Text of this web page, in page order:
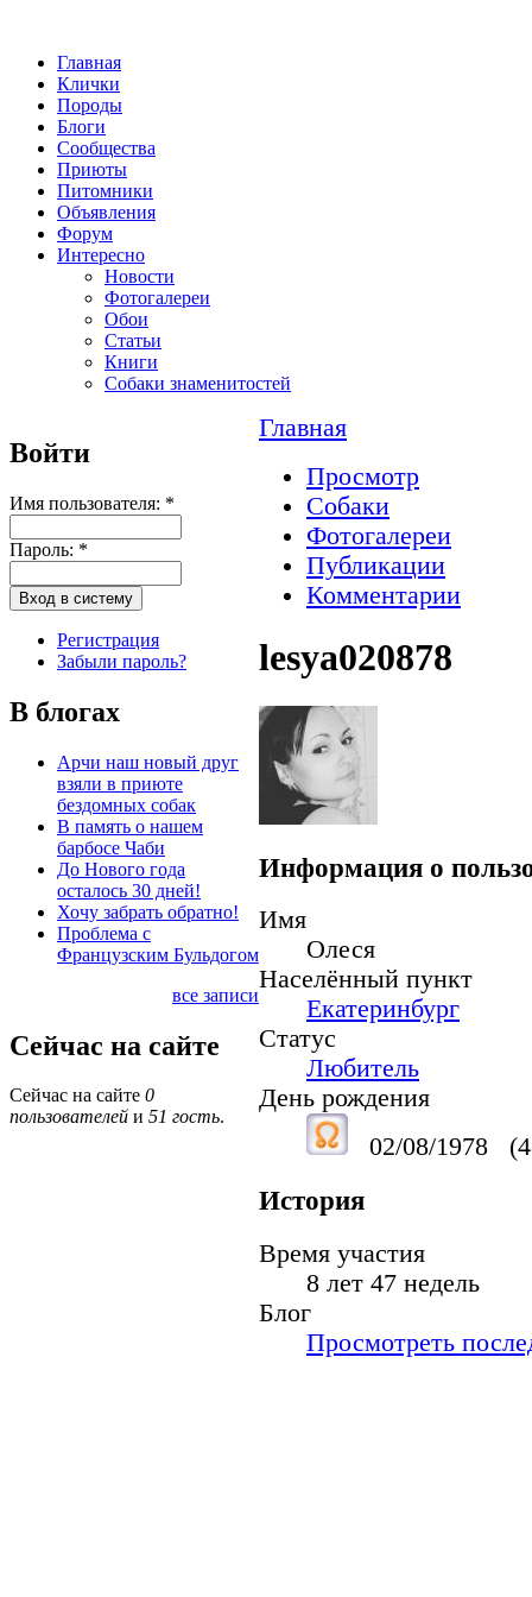
Главная
Клички
Породы
Блоги
Сообщества
Приюты
Питомники
Объявления
Форум
Интересно
Новости
Фотогалереи
Обои
Статьи
Книги
Собаки знаменитостей
Войти
Имя пользователя: *
Пароль: *
Регистрация
Забыли пароль?
В блогах
Арчи наш новый друг
взяли в приюте
бездомных собак
В память о нашем
барбосе Чаби
До Нового года
осталось 30 дней!
Хочу забрать обратно!
Проблема с
Французским Бульдогом
все записи
Сейчас на сайте
Сейчас на сайте 0
пользователей и 51 гость.
Главная
Просмотр
Собаки
Фотогалереи
Публикации
Комментарии
lesya020878
Информация о
Имя
Олеся
Населённый пункт
Екатеринбург
Статус
Любитель
День рождения
02/08/1978
История
Время участия
8 лет 47 недель
Блог
Просмотреть